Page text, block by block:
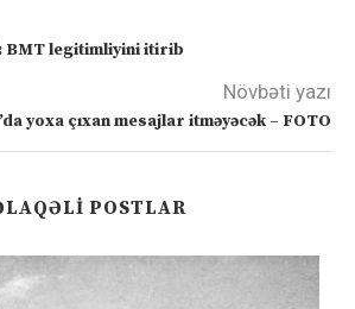
BMT legitimliyini itirib
Növbəti yazı
yoxa çıxan mesajlar itməyəcək – FOTO
POSTLAR